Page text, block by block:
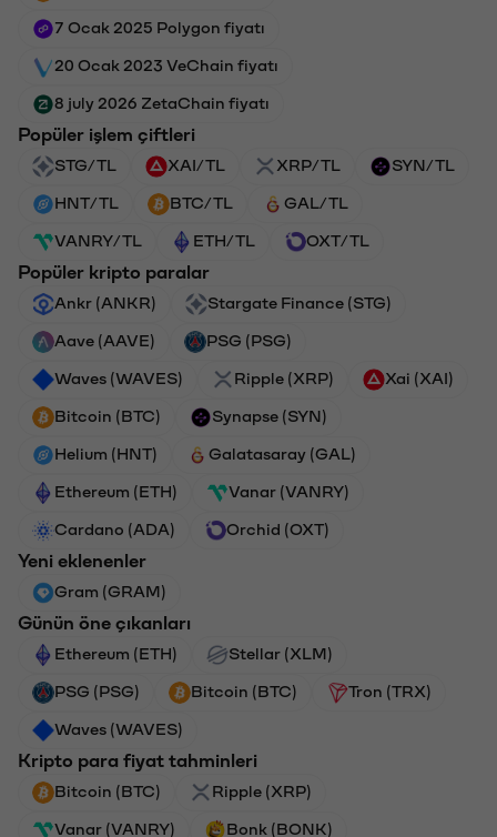
7 Ocak 2025 Polygon fiyatı
20 Ocak 2023 VeChain fiyatı
8 july 2026 ZetaChain fiyatı
Popüler işlem çiftleri
STG/TL XAI/TL XRP/TL SYN/TL
HNT/TL BTC/TL GAL/TL
VANRY/TL ETH/TL OXT/TL
Popüler kripto paralar
Ankr (ANKR) Stargate Finance (STG)
Aave (AAVE) PSG (PSG)
Waves (WAVES) Ripple (XRP) Xai (XAI)
Bitcoin (BTC) Synapse (SYN)
Helium (HNT) Galatasaray (GAL)
Ethereum (ETH) Vanar (VANRY)
Cardano (ADA) Orchid (OXT)
Yeni eklenenler
Gram (GRAM)
Günün öne çıkanları
Ethereum (ETH) Stellar (XLM)
PSG (PSG) Bitcoin (BTC) Tron (TRX)
Waves (WAVES)
Kripto para fiyat tahminleri
Bitcoin (BTC) Ripple (XRP)
Vanar (VANRY) Bonk (BONK)